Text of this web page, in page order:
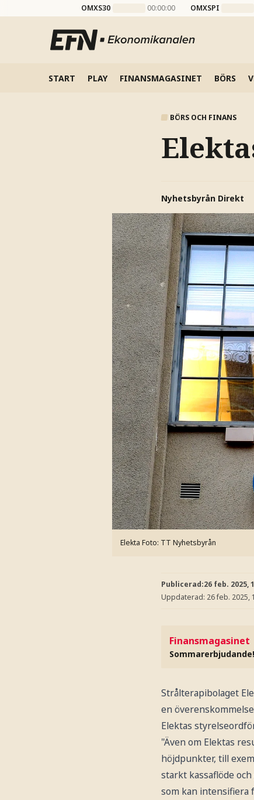
OMXS30 00:00:00 OMXSPI
START PLAY FINANSMAGASINET BÖRS
BÖRS OCH FINANS
Nyhetsbyrån Direkt
Elekta Foto: TT Nyhetsbyrån
Publicerad:26 feb. 2025,
Uppdaterad: 26 feb. 2025,
Finansmagasinet
Strålterapibolaget
en
Elektas
"Även om Elektas
höjdpunkter, till
starkt kassaflöde
som kan intensifiera